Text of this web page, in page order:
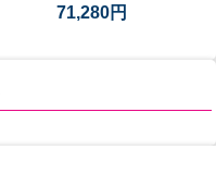
71,280円